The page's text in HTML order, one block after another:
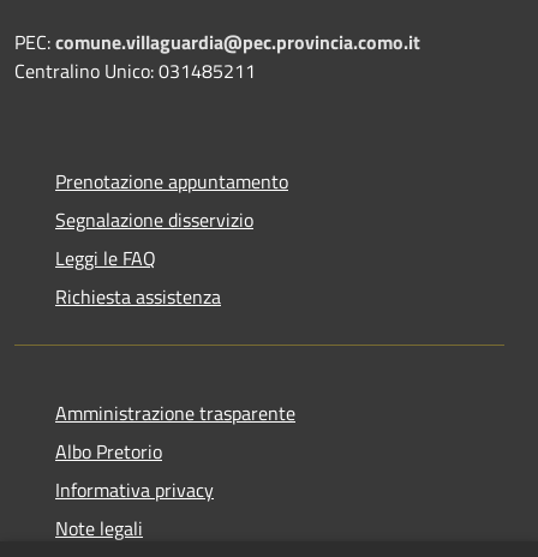
PEC:comune.villaguardia@pec.provincia.como.it
Centralino Unico: 031485211
Prenotazione appuntamento
Segnalazione disservizio
Leggi le FAQ
Richiesta assistenza
Amministrazione trasparente
Albo Pretorio
Informativa privacy
Note legali